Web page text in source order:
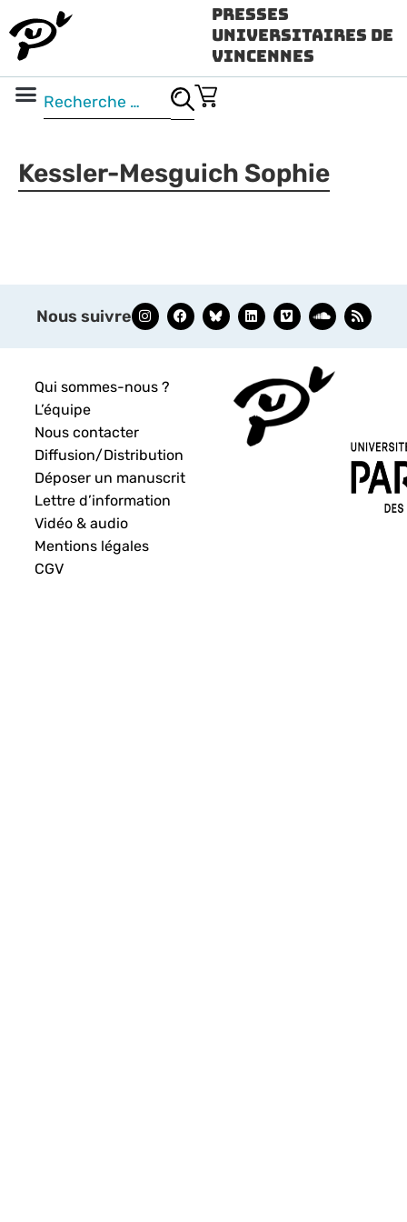
Presses
Universitaires de
Vincennes
Kessler-Mesguich Sophie
Nous suivre
Qui sommes-nous ?
L’équipe
Nous contacter
Diffusion/Distribution
Déposer un manuscrit
Lettre d’information
Vidéo & audio
Mentions légales
CGV